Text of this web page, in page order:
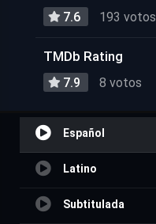
7.6 193 votos
TMDb Rating
7.9 8 votos
Español
Latino
Subtitulada